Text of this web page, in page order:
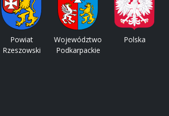
Powiat
Rzeszowski
Województwo
Podkarpackie
Polska